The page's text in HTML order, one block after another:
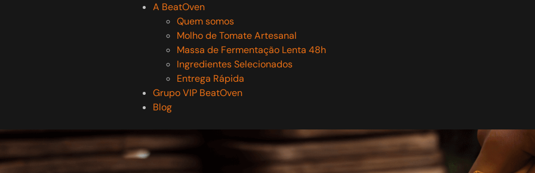
A BeatOven
Quem somos
Molho de Tomate Artesanal
Massa de Fermentação Lenta 48h
Ingredientes Selecionados
Entrega Rápida
Grupo VIP BeatOven
Blog